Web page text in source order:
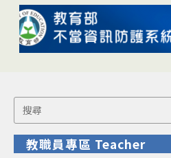
Search
for:
教職員專區 Teacher